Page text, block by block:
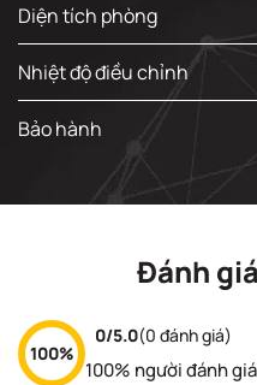
Diện tích phòng
Nhiệt độ điều chỉnh
Bảo hành
Đánh
100%
0/5.0(0 đánh giá)
100% người đánh